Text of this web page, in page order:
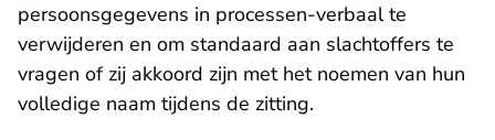
persoonsgegevens in processen-verbaal te
verwijderen en om standaard aan slachtoffers te
vragen of zij akkoord zijn met het noemen van hun
volledige naam tijdens de zitting.